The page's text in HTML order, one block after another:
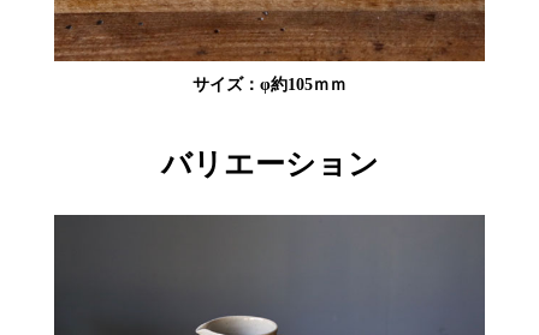
サイズ：φ約105ｍｍ
バリエーション